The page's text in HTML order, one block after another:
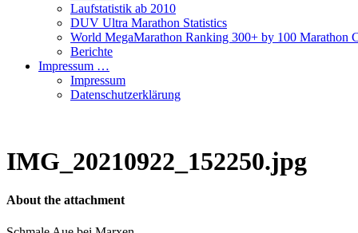
Laufstatistik ab 2010
DUV Ultra Marathon Statistics
World MegaMarathon Ranking 300+ by 100 Marathon
Berichte
Impressum …
Impressum
Datenschutzerklärung
IMG_20210922_152250.jpg
About the attachment